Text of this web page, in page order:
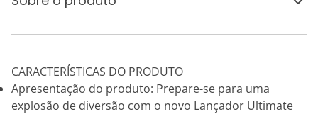
CARACTERÍSTICAS DO PRODUTO
Apresentação do produto: Prepare-se para uma
explosão de diversão com o novo Lançador Ultimate